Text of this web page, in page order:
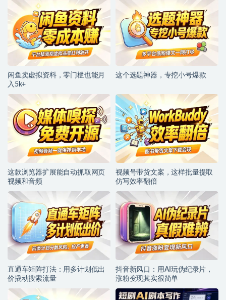
闲鱼卖虚拟资料，零门槛也能月
入5k+
这个选题神器，专挖小号爆款
这款浏览器扩展能自动抓取网页
视频和音频
视频号带货文案，这样批量提取
仿写效率翻倍
直通车矩阵打法：用多计划低出
价撬动搜索流量
抖音新风口：用AI玩伪纪录片，
涨粉变现其实很简单